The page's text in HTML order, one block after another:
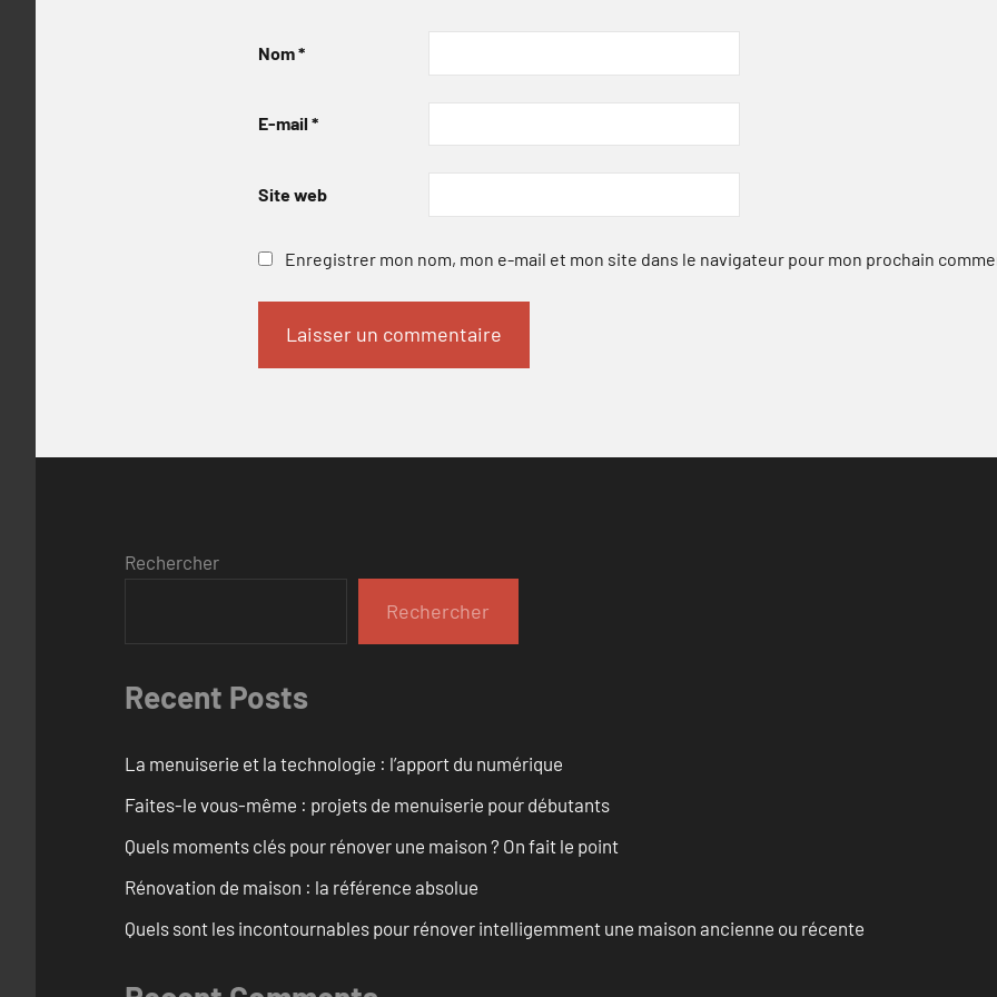
Nom*
E-mail *
Site web
Enregistrer mon nom, mon e-mail et mon site dans le navigateur pour mon prochain
Rechercher
Rechercher
Recent Posts
La menuiserie et la technologie : l’apport du numérique
Faites-le vous-même : projets de menuiserie pour débutants
Quels moments clés pour rénover une maison ? On fait le point
Rénovation de maison : la référence absolue
Quels sont les incontournables pour rénover intelligemment une maison ancienne ou récente